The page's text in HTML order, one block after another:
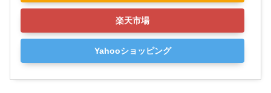
楽天市場
Yahooショッピング